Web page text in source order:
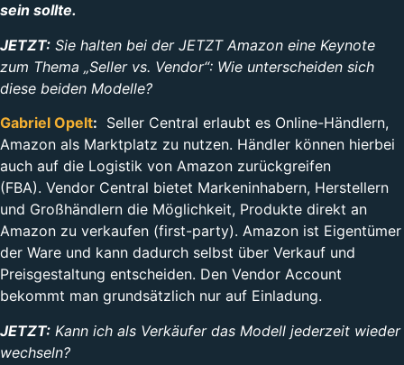
sein sollte.
JETZT: Sie halten bei der JETZT Amazon eine Keynote
zum Thema „Seller vs. Vendor“: Wie unterscheiden sich
diese beiden Modelle?
Gabriel Opelt: Seller Central erlaubt es Online-Händlern,
Amazon als Marktplatz zu nutzen. Händler können hierbei
auch auf die Logistik von Amazon zurückgreifen
(FBA). Vendor Central bietet Markeninhabern, Herstellern
und Großhändlern die Möglichkeit, Produkte direkt an
Amazon zu verkaufen (first-party). Amazon ist Eigentümer
der Ware und kann dadurch selbst über Verkauf und
Preisgestaltung entscheiden. Den Vendor Account
bekommt man grundsätzlich nur auf Einladung.
JETZT: Kann ich als Verkäufer das Modell jederzeit wieder
wechseln?